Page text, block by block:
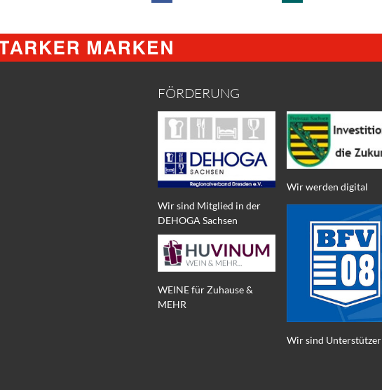
FÖRDERUNG
Wir sind Mitglied in der
DEHOGA Sachsen
WEINE für Zuhause &
MEHR
Wir werden digital
Wir sind Unterstützer